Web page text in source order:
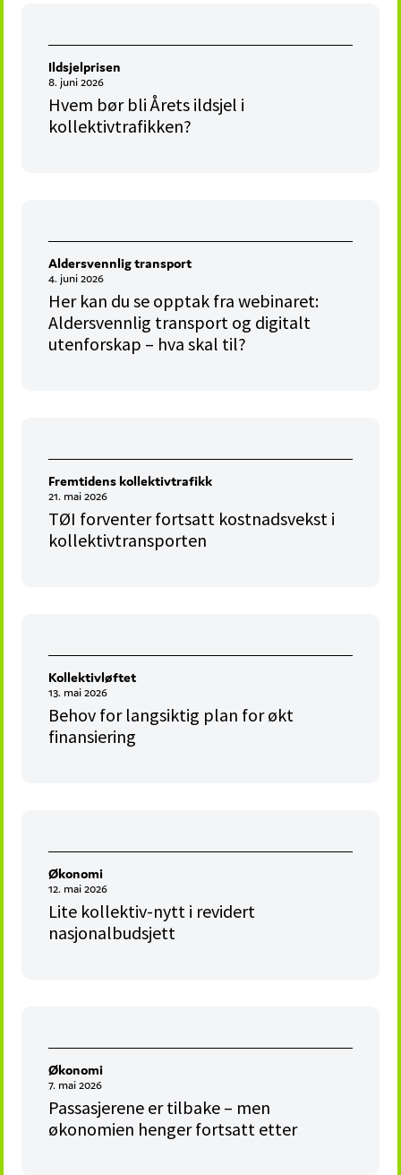
Ildsjelprisen
8. juni 2026
Hvem bør bli Årets ildsjel i
kollektivtrafikken?
Aldersvennlig transport
4. juni 2026
Her kan du se opptak fra webinaret:
Aldersvennlig transport og digitalt
utenforskap – hva skal til?
Fremtidens kollektivtrafikk
21. mai 2026
TØI forventer fortsatt kostnadsvekst i
kollektivtransporten
Kollektivløftet
13. mai 2026
Behov for langsiktig plan for økt
finansiering
Økonomi
12. mai 2026
Lite kollektiv-nytt i revidert
nasjonalbudsjett
Økonomi
7. mai 2026
Passasjerene er tilbake – men
økonomien henger fortsatt etter